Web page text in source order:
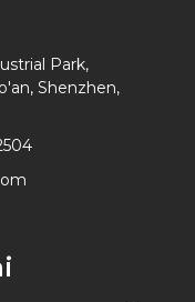
Park,
Shenzhen,